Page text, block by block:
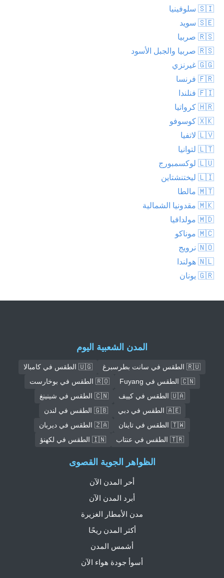
🇸🇮 سلوفينيا
🇸🇪 سويد
🇷🇸 صربيا
🇷🇸 صربيا والجبل الأسود
🇬🇬 غيرنزي
🇫🇷 فرنسا
🇫🇮 فنلندا
🇭🇷 كرواتيا
🇽🇰 كوسوفو
🇱🇻 لاتفيا
🇱🇹 لتوانيا
🇱🇺 لوكسمبورج
🇱🇮 ليختنشتاين
🇲🇹 مالطا
🇲🇰 مقدونيا الشمالية
🇲🇩 مولدافيا
🇲🇨 موناكو
🇳🇴 نرويج
🇳🇱 هولندا
🇬🇷 يونان
المدن الشعبية اليوم
🇷🇺 الطقس في سانت بطرسبرغ
🇺🇬 الطقس في كامبالا
🇨🇳 الطقس في Fuyang
🇷🇴 الطقس في بوخارست
🇺🇦 الطقس في كييف
🇨🇳 الطقس في شينينغ
🇦🇪 الطقس في دبي
🇬🇧 الطقس في لندن
🇹🇼 الطقس في تاينان
🇿🇦 الطقس في ديربان
🇹🇷 الطقس في عنتاب
🇮🇳 الطقس في لكهنؤ
الظواهر الجوية القصوى
أحر المدن الآن
أبرد المدن الآن
مدن الأمطار الغزيرة
أكثر المدن ريحًا
أشمس المدن
أسوأ جودة هواء الآن